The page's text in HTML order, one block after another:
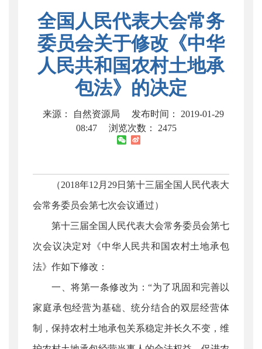
全国人民代表大会常务
委员会关于修改《中华
人民共和国农村土地承
包法》的决定
来源： 自然资源局
发布时间： 2019-01-29
08:47
浏览次数： 2475
（2018年12月29日第十三届全国人民代表大
会常务委员会第七次会议通过）
第十三届全国人民代表大会常务委员会第七
次会议决定对《中华人民共和国农村土地承包
法》作如下修改：
一、将第一条修改为：“为了巩固和完善以
家庭承包经营为基础、统分结合的双层经营体
制，保持农村土地承包关系稳定并长久不变，维